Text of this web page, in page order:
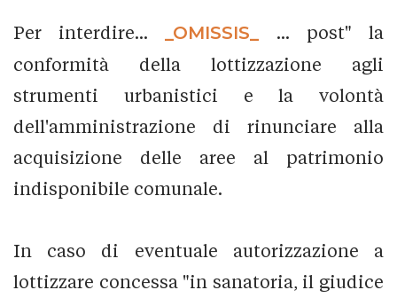
Per interdire... _OMISSIS_
... post" la
conformità della lottizzazione agli
strumenti urbanistici e la volontà
dell'amministrazione di rinunciare alla
acquisizione delle aree al patrimonio
indisponibile comunale.
In caso di eventuale autorizzazione a
lottizzare concessa "in sanatoria, il giudice